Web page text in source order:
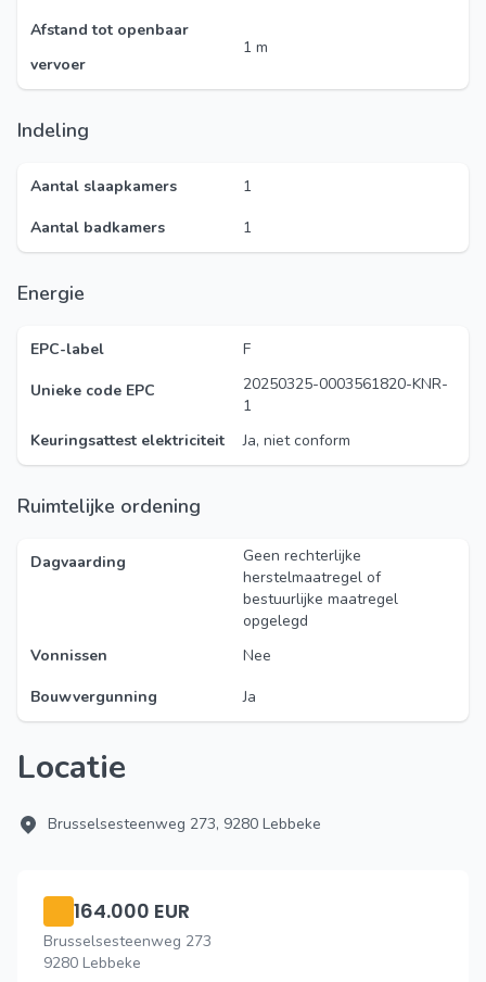
Afstand tot openbaar
vervoer
1 m
Indeling
Aantal slaapkamers
1
Aantal badkamers
1
Energie
EPC-label
F
Unieke code EPC
20250325-0003561820-KNR-
1
Keuringsattest elektriciteit
Ja, niet conform
Ruimtelijke ordening
Dagvaarding
Geen rechterlijke
herstelmaatregel of
bestuurlijke maatregel
opgelegd
Vonnissen
Nee
Bouwvergunning
Ja
Locatie
Brusselsesteenweg 273, 9280 Lebbeke
164.000 EUR
Brusselsesteenweg 273
9280 Lebbeke